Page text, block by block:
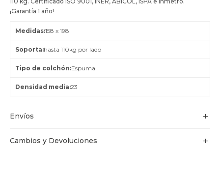
¡Garantía 1 año!
Medidas 158 x 198
Soporta hasta 110kg por lado
Tipo de colchón Espuma
Densidad media 23
Envíos
Cambios y Devoluciones